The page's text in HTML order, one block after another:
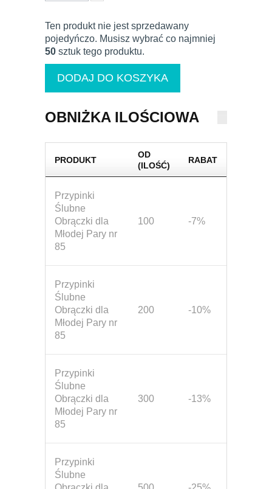
Ten produkt nie jest sprzedawany
pojedyńczo. Musisz wybrać co najmniej
50 sztuk tego produktu.
OBNIŻKA ILOŚCIOWA
PRODUKT
OD
(ILOŚĆ)
RABAT
Przypinki
Ślubne
Obrączki dla
Młodej Pary nr
85
100 -7%
Przypinki
Ślubne
Obrączki dla
Młodej Pary nr
85
200 -10%
Przypinki
Ślubne
Obrączki dla
Młodej Pary nr
85
300 -13%
Przypinki
Ślubne